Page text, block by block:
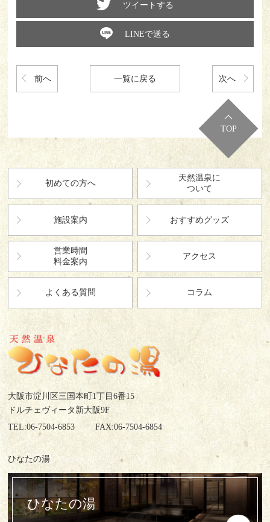
ツイートする
LINEで送る
前へ 一覧に戻る 次へ
TOP
初めての方へ
天然温泉に
ついて
施設案内 おすすめグッズ
営業時間
料金案内
アクセス
よくある質問 コラム
大阪市淀川区三国本町1丁目6番15
ドルチェヴィータ新大阪9F
TEL:06-7504-6853
FAX:06-7504-6854
ひなたの湯
ひなたの湯